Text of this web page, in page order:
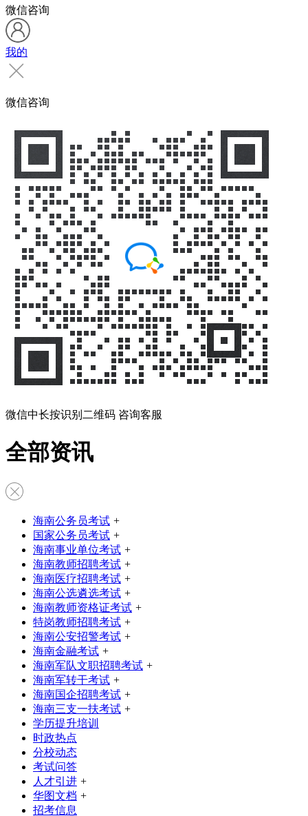
微信咨询
我的
微信咨询
微信中长按识别二维码 咨询客服
全部资讯
海南公务员考试 +
国家公务员考试 +
海南事业单位考试 +
海南教师招聘考试 +
海南医疗招聘考试 +
海南公选遴选考试 +
海南教师资格证考试 +
特岗教师招聘考试 +
海南公安招警考试 +
海南金融考试 +
海南军队文职招聘考试 +
海南军转干考试 +
海南国企招聘考试 +
海南三支一扶考试 +
学历提升培训
时政热点
分校动态
考试问答
人才引进 +
华图文档 +
招考信息